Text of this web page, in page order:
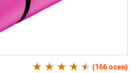
(166 ocen)